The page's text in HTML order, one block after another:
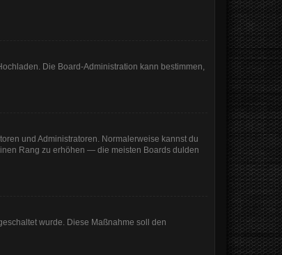
Die Board-Administration kann bestimmen,
und Administratoren. Normalerweise kannst du
Rang zu erhöhen — die meisten Boards dulden
wurde. Diese Maßnahme soll den